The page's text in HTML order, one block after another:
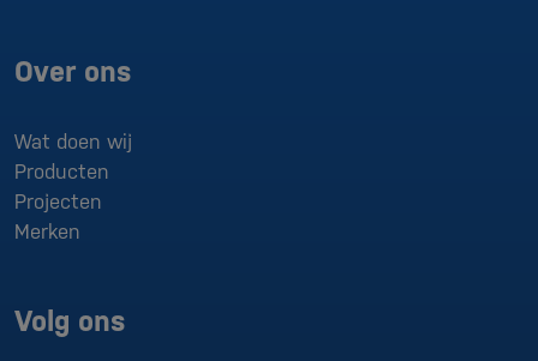
Over ons
Wat doen wij
Producten
Projecten
Merken
Volg ons